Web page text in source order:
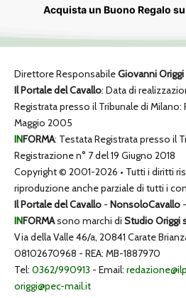
Acquista un Buono Regalo
Direttore ResponsabileGiovanni Origgi
Il Portale del Cavallo: Data di
Registrata presso il Tribunale di Milano:
Maggio 2005
INFORMA: Testata Registrata presso il
Registrazione n° 7 del 19 Giugno 2018
Copyright © 2001-2026 • Tutti i diritti
riproduzione anche parziale di tutti i
Il Portale del Cavallo - NonsoloCavallo -
INFORMAsono marchi di Studio Origgi
Via della Valle 46/a, 20841 Carate Brianza
08102670968 - REA: MB-1887970
Tel: 0362/990913 - Email:
origgi@pec-mail.it